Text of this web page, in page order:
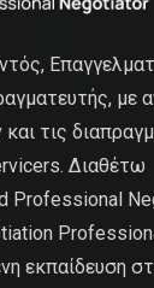
με
τις
Διαθέτω
Professional
εκπαίδευση